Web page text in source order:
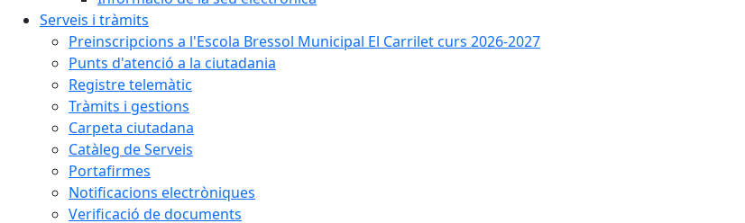
Serveis i tràmits
Preinscripcions a l'Escola Bressol Municipal El Carrilet curs 2026-2027
Punts d'atenció a la ciutadania
Registre telemàtic
Tràmits i gestions
Carpeta ciutadana
Catàleg de Serveis
Portafirmes
Notificacions electròniques
Verificació de documents